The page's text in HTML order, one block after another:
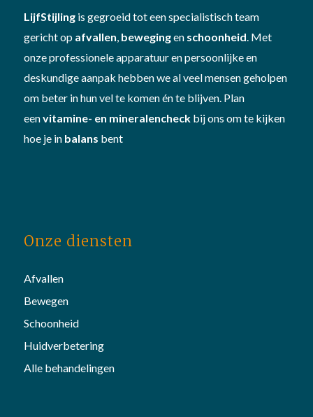
LijfStijlingis gegroeid tot een specialistisch team
gericht op afvallen, bewegingen schoonheid. Met
onze professionele apparatuur en persoonlijke en
deskundige aanpak hebben we al veel mensen geholpen
om beter in hun vel te komen én te blijven. Plan
eenvitamine- en mineralencheckbij ons om te kijken
hoe je in balans bent
Onze diensten
Afvallen
Bewegen
Schoonheid
Huidverbetering
Alle behandelingen